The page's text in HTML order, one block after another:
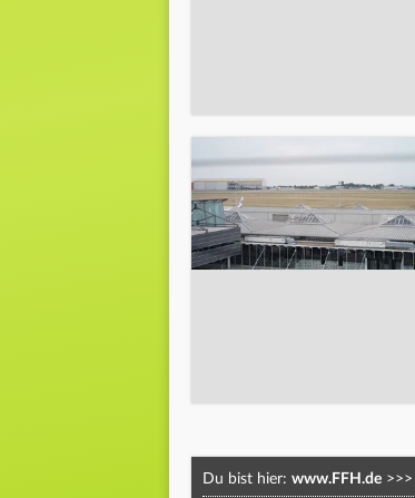
Du bist hier: www.FFH.de >>>